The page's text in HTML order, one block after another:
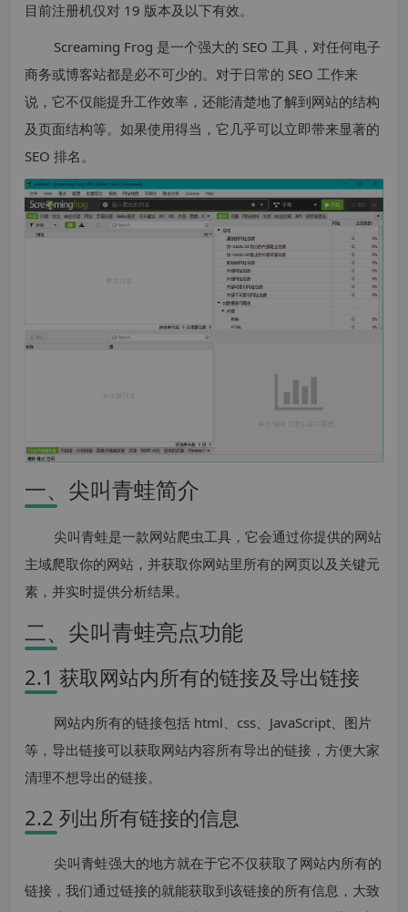
目前注册机仅对 19 版本及以下有效。
Screaming Frog 是一个强大的 SEO 工具，对任何电子
商务或博客站都是必不可少的。对于日常的 SEO 工作来
说，它不仅能提升工作效率，还能清楚地了解到网站的结构
及页面结构等。如果使用得当，它几乎可以立即带来显著的
SEO 排名。
一、尖叫青蛙简介
尖叫青蛙是一款网站爬虫工具，它会通过你提供的网站
主域爬取你的网站，并获取你网站里所有的网页以及关键元
素，并实时提供分析结果。
二、尖叫青蛙亮点功能
2.1 获取网站内所有的链接及导出链接
网站内所有的链接包括 html、css、JavaScript、图片
等，导出链接可以获取网站内容所有导出的链接，方便大家
清理不想导出的链接。
2.2 列出所有链接的信息
尖叫青蛙强大的地方就在于它不仅获取了网站内所有的
链接，我们通过链接的就能获取到该链接的所有信息，大致